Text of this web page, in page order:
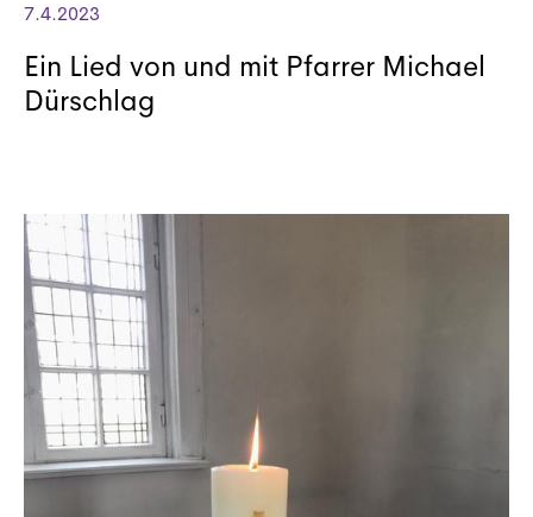
7.4.2023
Ein Lied von und mit Pfarrer Michael
Dürschlag